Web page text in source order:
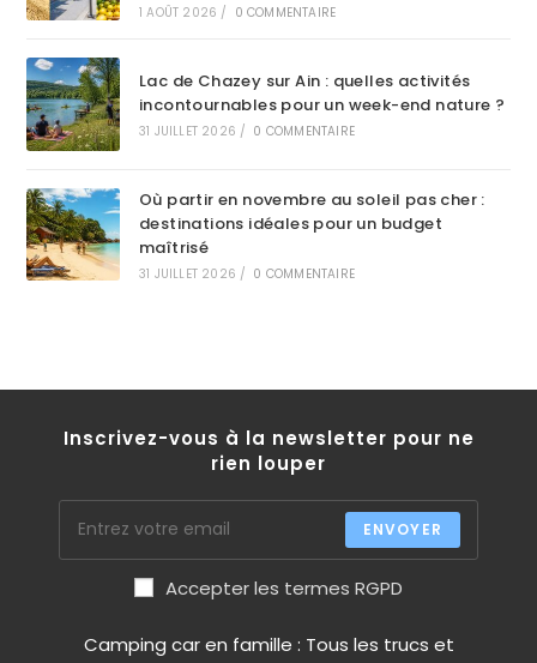
1 AOÛT 2026 / 0 COMMENTAIRE
Lac de Chazey sur Ain : quelles activités
incontournables pour un week-end nature ?
31 JUILLET 2026 / 0 COMMENTAIRE
Où partir en novembre au soleil pas cher :
destinations idéales pour un budget
maîtrisé
31 JUILLET 2026 / 0 COMMENTAIRE
Inscrivez-vous à la newsletter pour ne
rien louper
ENVOYER
Accepter les termes RGPD
Camping car en famille : Tous les trucs et